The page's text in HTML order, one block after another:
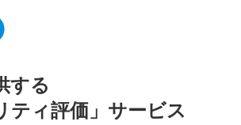
する
ティ評価」サービス